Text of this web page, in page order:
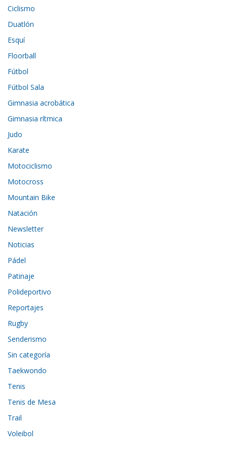
Ciclismo
Duatlón
Esquí
Floorball
Fútbol
Fútbol Sala
Gimnasia acrobática
Gimnasia rítmica
Judo
Karate
Motociclismo
Motocross
Mountain Bike
Natación
Newsletter
Noticias
Pádel
Patinaje
Polideportivo
Reportajes
Rugby
Senderismo
Sin categoría
Taekwondo
Tenis
Tenis de Mesa
Trail
Voleibol